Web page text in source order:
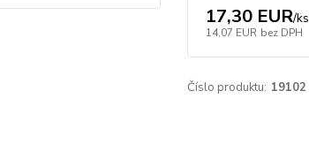
17,30 EUR/ks
14,07 EUR bez DPH
Číslo produktu: 19102